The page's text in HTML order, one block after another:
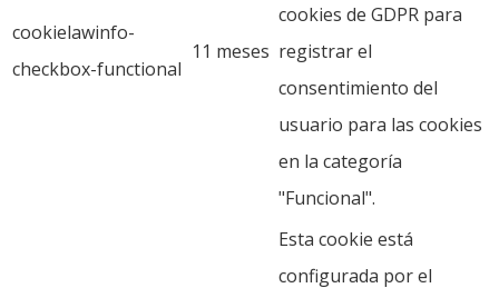
cookielawinfo-
checkbox-functional
11 meses
cookies de GDPR para
registrar el
consentimiento del
usuario para las cookies
en la categoría
"Funcional".
Esta cookie está
configurada por el